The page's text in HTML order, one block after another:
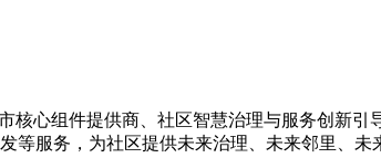
心组件提供商、社区智慧治理与服务创新
服务，为社区提供未来治理、未来邻里、未